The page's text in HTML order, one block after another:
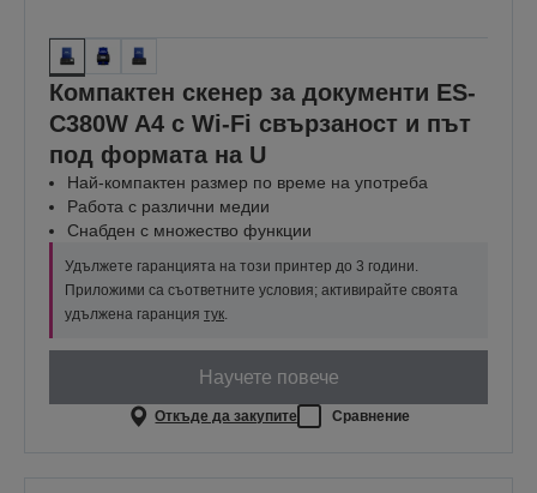
Компактен скенер за документи ES-
C380W A4 с Wi-Fi свързаност и път
под формата на U
Най-компактен размер по време на употреба
Работа с различни медии
Снабден с множество функции
Удължете гаранцията на този принтер до 3 години.
Приложими са съответните условия; активирайте своята
удължена гаранция тук.
Научете повече
Откъде да закупите Сравнение